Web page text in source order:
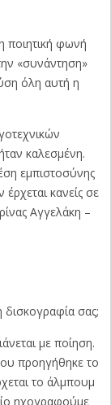
ποιητική φωνή
«συνάντηση»
όλη αυτή η
καλεσμένη.
εμπιστοσύνης
κανείς σε
Αγγελάκη –
δισκογραφία σας;
με ποίηση.
προηγήθηκε το
το άλμπουμ
ηχογραφούμε